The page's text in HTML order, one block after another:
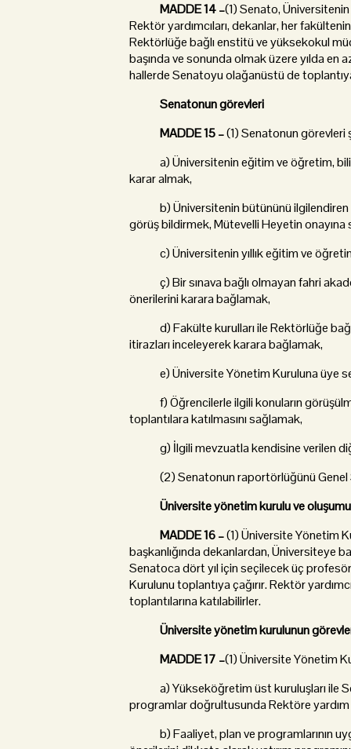
MADDE 14 –(1) Senato,
Rektör yardımcıları, dekanlar, her
Rektörlüğe bağlı enstitü ve yüksekokul
başında ve sonunda olmak üzere yılda
hallerde Senatoyu olağanüstü de
Senatonun görevleri
MADDE 15 –(1) Senatonun görevleri
a) Üniversitenin eğitim ve öğretim,
karar almak,
b) Üniversitenin bütününü ilgilendiren
görüş bildirmek, Mütevelli Heyetin
c) Üniversitenin yıllık eğitim ve
ç) Bir sınava bağlı olmayan fahri
önerilerini karara bağlamak,
d) Fakülte kurulları ile Rektörlüğe bağlı
itirazları inceleyerek karara bağlamak,
e) Üniversite Yönetim Kuruluna üye
f) Öğrencilerle ilgili konuların
toplantılara katılmasını sağlamak,
g) İlgili mevzuatla kendisine verilen
(2) Senatonun raportörlüğünü Genel
Üniversite yönetim kurulu ve oluşumu
MADDE 16 –(1) Üniversite Yönetim
başkanlığında dekanlardan, Üniversiteye
Senatoca dört yıl için seçilecek üç
Kurulunu toplantıya çağırır. Rektör
toplantılarına katılabilirler.
Üniversite yönetim kurulunun
MADDE 17 –(1) Üniversite Yönetim
a) Yükseköğretim üst kuruluşları ile
programlar doğrultusunda Rektöre
b) Faaliyet, plan ve programlarının